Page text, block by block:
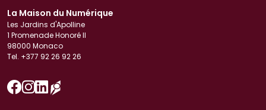
La Maison du Numérique
Les Jardins d'Apolline
1 Promenade Honoré II
98000 Monaco
Tel. +377 92 26 92 26